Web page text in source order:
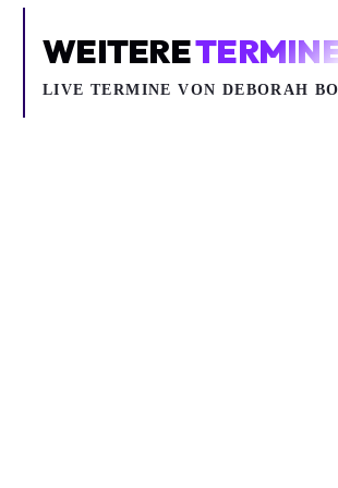
WEITERE
LIVE TERMINE VON DEBORAH